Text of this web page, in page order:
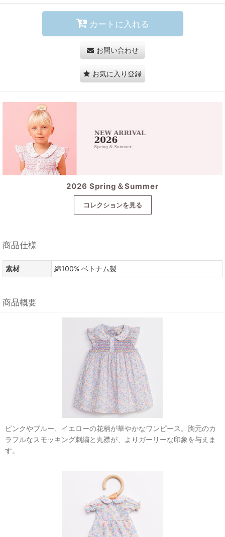
カートに入れる
お問い合わせ
お気に入り登録
2026 Spring＆Summer
コレクションを見る
商品仕様
素材 綿100% ベトナム製
商品概要
ピンクやブルー、イエローの花柄が華やかなワンピース。胸元のカ
ラフルなスモッキング刺繍と丸襟が、よりガーリーな印象を与えま
す。